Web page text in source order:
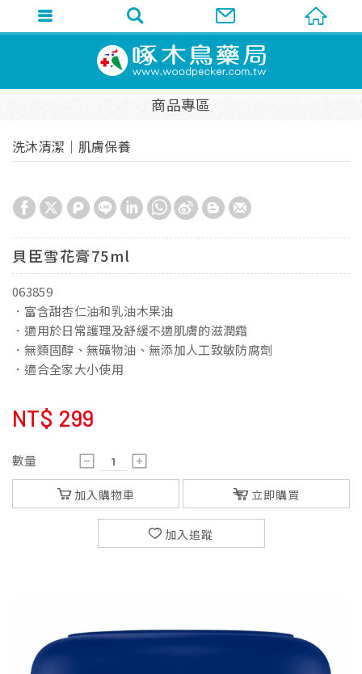
商品專區
洗沐清潔│肌膚保養
貝臣雪花膏75ml
063859
．富含甜杏仁油和乳油木果油
．適用於日常護理及舒緩不適肌膚的滋潤霜
．無類固醇、無礦物油、無添加人工致敏防腐劑
．適合全家大小使用
NT$ 299
數量
加入購物車 立即購買
加入追蹤